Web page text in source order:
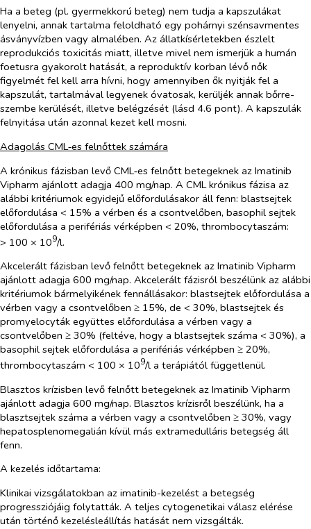
Ha a beteg (pl. gyermekkorú beteg) nem tudja a kapszulákat
lenyelni, annak tartalma feloldható egy pohárnyi szénsavmentes
ásványvízben vagy almalében. Az állatkísérletekben észlelt
reprodukciós toxicitás miatt, illetve mivel nem ismerjük a humán
foetusra gyakorolt hatását, a reproduktív korban lévő nők
figyelmét fel kell arra hívni, hogy amennyiben ők nyitják fel a
kapszulát, tartalmával legyenek óvatosak, kerüljék annak bőrre-
szembe kerülését, illetve belégzését (lásd 4.6 pont). A kapszulák
felnyitása után azonnal kezet kell mosni.
Adagolás CML‑es felnőttek számára
A krónikus fázisban levő CML‑es felnőtt betegeknek az Imatinib
Vipharm ajánlott adagja 400 mg/nap. A CML krónikus fázisa az
alábbi kritériumok egyidejű előfordulásakor áll fenn: blastsejtek
előfordulása < 15% a vérben és a csontvelőben, basophil sejtek
előfordulása a perifériás vérképben < 20%, thrombocytaszám:
> 100 × 109/l.
Akcelerált fázisban levő felnőtt betegeknek az Imatinib Vipharm
ajánlott adagja 600 mg/nap. Akcelerált fázisról beszélünk az alábbi
kritériumok bármelyikének fennállásakor: blastsejtek előfordulása a
vérben vagy a csontvelőben ≥ 15%, de < 30%, blastsejtek és
promyelocyták együttes előfordulása a vérben vagy a
csontvelőben ≥ 30% (feltéve, hogy a blastsejtek száma < 30%), a
basophil sejtek előfordulása a perifériás vérképben ≥ 20%,
thrombocytaszám < 100 × 109/l a terápiától függetlenül.
Blasztos krízisben levő felnőtt betegeknek az Imatinib Vipharm
ajánlott adagja 600 mg/nap. Blasztos krízisről beszélünk, ha a
blasztsejtek száma a vérben vagy a csontvelőben ≥ 30%, vagy
hepatosplenomegalián kívül más extramedulláris betegség áll
fenn.
A kezelés időtartama:
Klinikai vizsgálatokban az imatinib-kezelést a betegség
progressziójáig folytatták. A teljes cytogenetikai válasz elérése
után történő kezelésleállítás hatását nem vizsgálták.